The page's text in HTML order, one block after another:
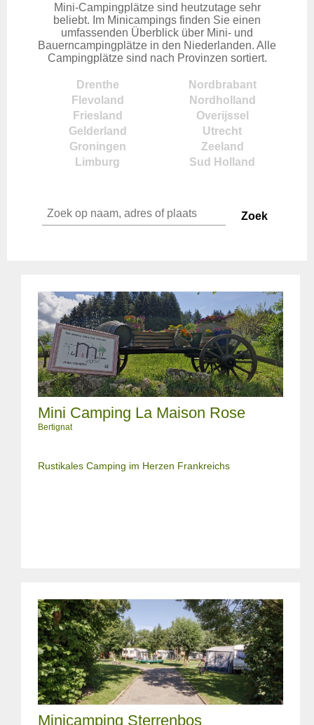
Mini-Campingplätze sind heutzutage sehr
beliebt. Im Minicampings finden Sie einen
umfassenden Überblick über Mini- und
Bauerncampingplätze in den Niederlanden. Alle
Campingplätze sind nach Provinzen sortiert.
Drenthe
Flevoland
Friesland
Gelderland
Groningen
Limburg
Nordbrabant
Nordholland
Overijssel
Utrecht
Zeeland
Sud Holland
Mini Camping La Maison Rose
Bertignat
Rustikales Camping im Herzen Frankreichs
Minicamping Sterrenbos